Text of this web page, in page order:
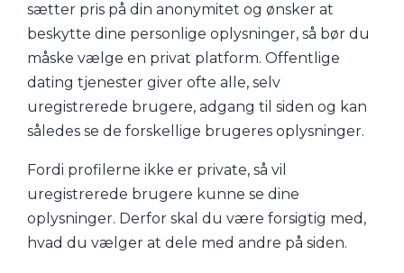
sætter pris på din anonymitet og ønsker at
beskytte dine personlige oplysninger, så bør du
måske vælge en privat platform. Offentlige
dating tjenester giver ofte alle, selv
uregistrerede brugere, adgang til siden og kan
således se de forskellige brugeres oplysninger.
Fordi profilerne ikke er private, så vil
uregistrerede brugere kunne se dine
oplysninger. Derfor skal du være forsigtig med,
hvad du vælger at dele med andre på siden.